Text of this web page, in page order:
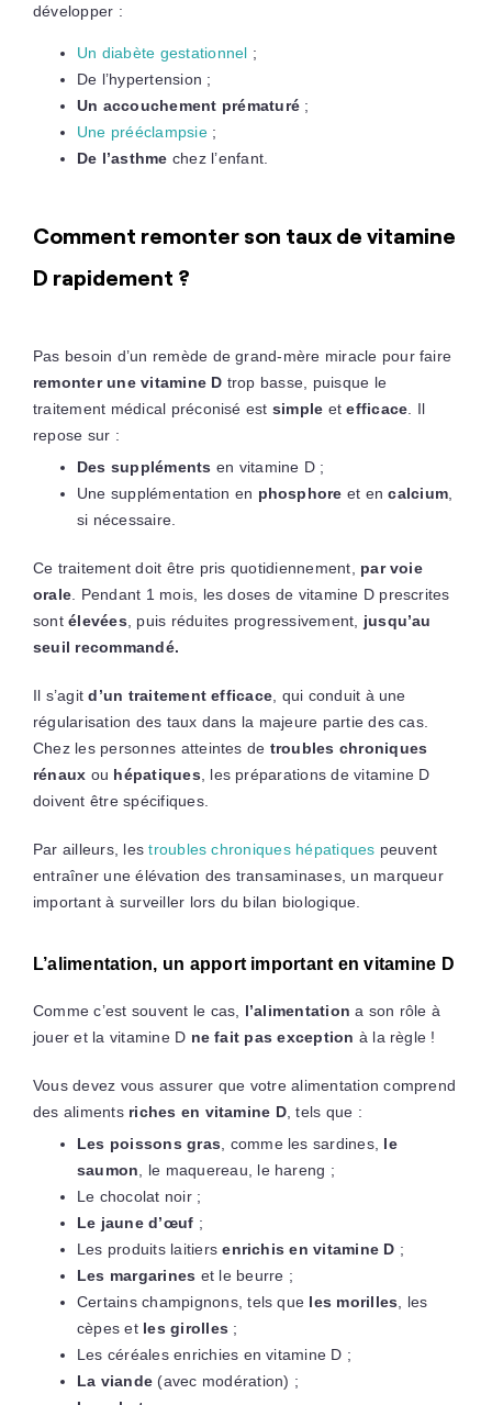
développer :
Un diabète gestationnel ;
De l’hypertension ;
Un accouchement prématuré;
Une prééclampsie;
De l’asthme chez l’enfant.
Comment remonter son taux de vitamine
D rapidement ?
Pas besoin d’un remède de grand-mère miracle pour faire
remonter une vitamine D trop basse, puisque le
traitement médical préconisé est simple etefficace . Il
repose sur :
Des suppléments en vitamine D ;
Une supplémentation en phosphore et encalcium
si nécessaire.
Ce traitement doit être pris quotidiennement, par voie
orale . Pendant 1 mois, les doses de vitamine D prescrites
sontélevées , puis réduites progressivement, jusqu’au
seuil recommandé.
Il s’agitd’un traitement efficace , qui conduit à une
régularisation des taux dans la majeure partie des cas.
Chez les personnes atteintes de troubles chroniques
rénaux ou hépatiques , les préparations de vitamine D
doivent être spécifiques.
Par ailleurs, lestroubles chroniques hépatiques peuvent
entraîner une élévation des transaminases, un marqueur
important à surveiller lors du bilan biologique.
L’alimentation, un apport important en vitamine D
Comme c’est souvent le cas, l’alimentation a son rôle à
jouer et la vitamine D ne fait pas exception à la règle !
Vous devez vous assurer que votre alimentation comprend
des aliments riches en vitamine D, tels que :
Les poissons gras , comme les sardines, le
saumon , le maquereau, le hareng ;
Le chocolat noir ;
Le jaune d’œuf ;
Les produits laitiersenrichis en vitamine D ;
Les margarines et le beurre ;
Certains champignons, tels que les morilles , les
cèpes et les girolles ;
Les céréales enrichies en vitamine D ;
La viande (avec modération) ;